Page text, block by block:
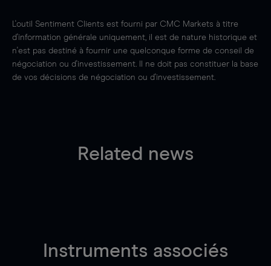
L'outil Sentiment Clients est fourni par CMC Markets à titre
d'information générale uniquement, il est de nature historique et
n'est pas destiné à fournir une quelconque forme de conseil de
négociation ou d'investissement. Il ne doit pas constituer la base
de vos décisions de négociation ou d'investissement.
Related news
Instruments associés